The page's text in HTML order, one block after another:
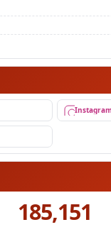
Instagram
185,151